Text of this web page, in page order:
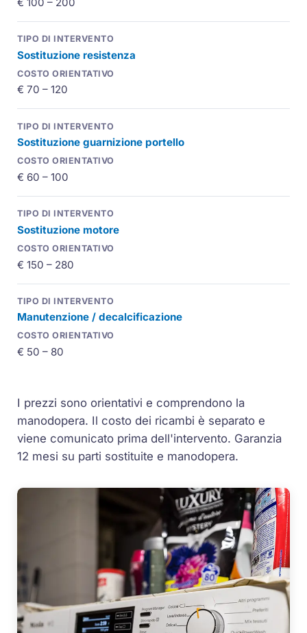
Sostituzione resistenza
€ 70 – 120
Sostituzione guarnizione portello
€ 60 – 100
Sostituzione motore
€ 150 – 280
Manutenzione / decalcificazione
€ 50 – 80
I prezzi sono orientativi e comprendono la
manodopera. Il costo dei ricambi è separato e
viene comunicato prima dell'intervento. Garanzia
12 mesi su parti sostituite e manodopera.